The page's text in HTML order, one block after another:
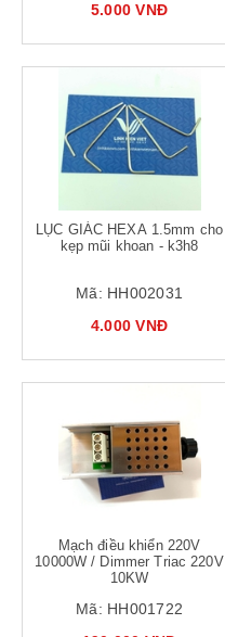
5.000 VNĐ
LỤC GIÁC HEXA 1.5mm cho
kẹp mũi khoan - k3h8
Mã: HH002031
4.000 VNĐ
Mạch điều khiển 220V
10000W / Dimmer Triac 220V
10KW
Mã: HH001722